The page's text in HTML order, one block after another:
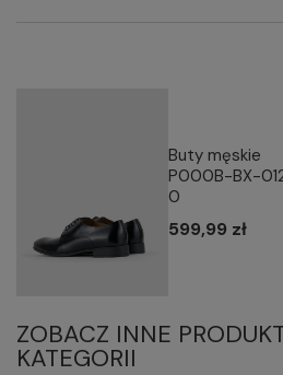
Buty męskie
P000B-BX-
0
599,99 zł
ZOBACZ INNE
KATEGORII